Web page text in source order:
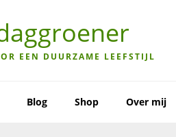
EEN DUURZAME LEEFSTIJL
Blog Shop Over mij